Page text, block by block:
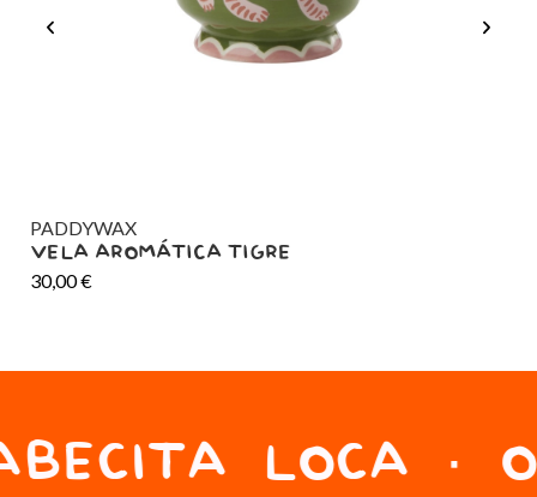
PADDYWAX
VELA AROMÁTICA TIGRE
30,00€
LOCA ·